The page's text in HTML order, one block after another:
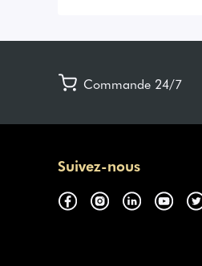
Commande 24/7
Suivez-nous